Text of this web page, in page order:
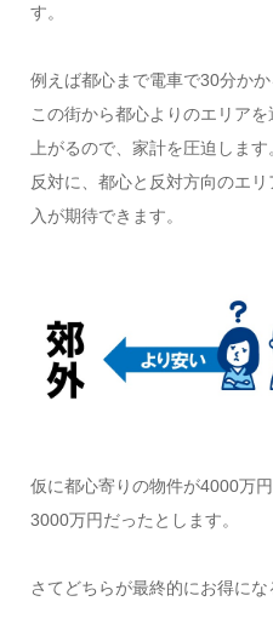
す。
例えば都心まで電車で30分かか
この街から都心よりのエリア
上がるので、家計を圧迫します
反対に、都心と反対方向のエ
入が期待できます。
仮に都心寄りの物件が4000万
3000万円だったとします。
さてどちらが最終的にお得に